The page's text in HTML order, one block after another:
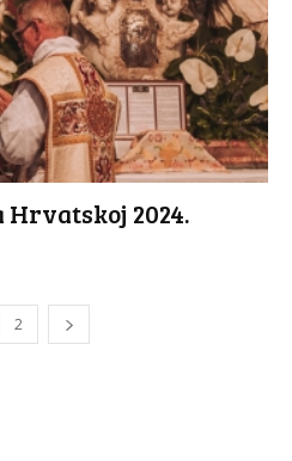
Hrvatskoj 2024.
2